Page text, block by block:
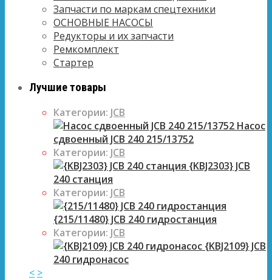
Запчасти по маркам спецтехники
ОСНОВНЫЕ НАСОСЫ
Редукторы и их запчасти
Ремкомплект
Стартер
Лучшие товары
Категории: JCB
Насос
сдвоенный JCB 240 215/13752
Категории: JCB
{KBJ2303} JCB
240 станция
Категории: JCB
{215/11480} JCB 240 гидростанция
Категории: JCB
{KBJ2109} JCB
240 гидронасос
< >